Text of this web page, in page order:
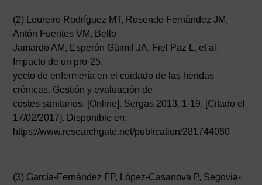
(2) Loureiro Rodríguez MT, Rosendo Fernández JM,
Antón Fuentes VM, Bello
Jamardo AM, Esperón Güimil JA, Fiel Paz L, et al.
Impacto de un pro-25.
yecto de enfermería en el cuidado de las heridas
crónicas. Gestión y evaluación de
costes sanitarios. [Online]. Sergas 2013. 1-19. [Citado el
17/02/2017]. Disponible en:
https://www.researchgate.net/publication/281744060
(3) García-Fernández FP, López-Casanova P, Segovia-